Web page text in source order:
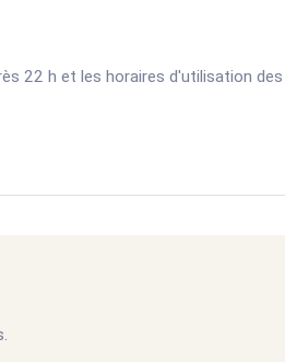
22 h et les horaires d'utilisation